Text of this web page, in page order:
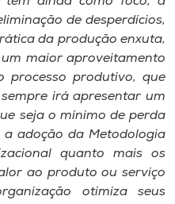
de desperdícios,
da produção enxuta,
maior aproveitamento
processo produtivo, que
irá apresentar um
seja o mínimo de perda
a adoção da Metodologia
quanto mais os
ao produto ou serviço
otimiza seus